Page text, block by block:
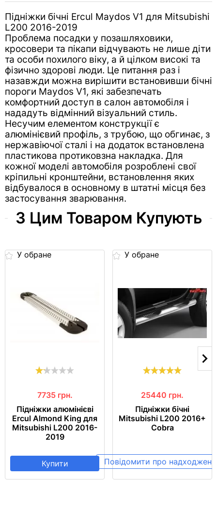
Підніжки бічні Ercul Maydos V1 для Mitsubishi
L200 2016-2019
Проблема посадки у позашляховики,
кросовери та пікапи відчувають не лише діти
та особи похилого віку, а й цілком високі та
фізично здорові люди. Це питання раз і
назавжди можна вирішити встановивши бічні
пороги Maydos V1, які забезпечать
комфортний доступ в салон автомобіля і
нададуть відмінний візуальний стиль.
Несучим елементом конструкції є
алюмінієвий профіль, з трубою, що обгинає, з
нержавіючої сталі і на додаток встановлена ​​
пластикова протиковзна накладка. Для
кожної моделі автомобіля розроблені свої
кріпильні кронштейни, встановлення яких
відбувалося в основному в штатні місця без
застосування зварювання.
З Цим Товаром Купують
У обране
7735 грн.
Підніжки алюмінієві
Ercul Almond King для
Mitsubishi L200 2016-
2019
Купити
У обране
25440 грн.
Підніжки бічні
Mitsubishi L200 2016+
Cobra
Повідомити про